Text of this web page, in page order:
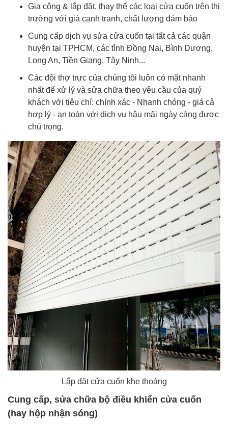
Gia công & lắp đặt, thay thế các loại cửa cuốn trên thị
trường với giá cạnh tranh, chất lượng đảm bảo
Cung cấp dịch vụ sửa cửa cuốn tại tất cả các quận
huyện tại TPHCM, các tỉnh Đồng Nai, Bình Dương,
Long An, Tiền Giang, Tây Ninh...
Các đội thợ trực của chúng tôi luôn có mặt nhanh
nhất để xử lý và sửa chữa theo yêu cầu của quý
khách với tiêu chí: chính xác - Nhanh chóng - giá cả
hợp lý - an toàn với dịch vụ hậu mãi ngày càng được
chú trọng.
Lắp đặt cửa cuốn khe thoáng
Cung cấp, sửa chữa bộ điều khiển cửa cuốn
(hay hộp nhận sóng)